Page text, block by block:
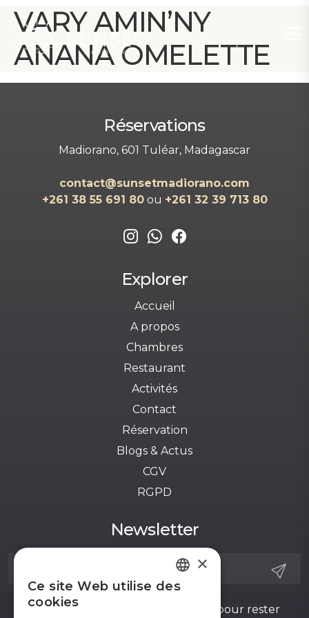
VARY AMIN’NY
ANANA OMELETTE
Réservations
Madiorano, 601 Tuléar, Madagascar
contact@sunsetmadiorano.com
+261 38 55 691 80‬‬ou +261 32 39 713 80‬
Explorer
Accueil
A propos
Chambres
Restaurant
Activités
Contact
Réservation
Blogs & Actus
CGV
RGPD
Newsletter
Inscrivez-vous à notre newsletter pour rester
FRENCH
×
Ce site Web utilise des
cookies